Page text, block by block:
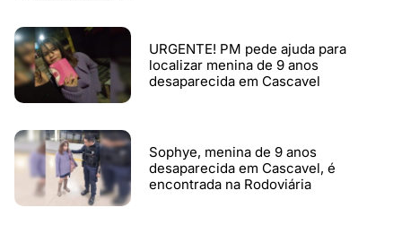
URGENTE! PM pede ajuda para
localizar menina de 9 anos
desaparecida em Cascavel
Sophye, menina de 9 anos
desaparecida em Cascavel, é
encontrada na Rodoviária